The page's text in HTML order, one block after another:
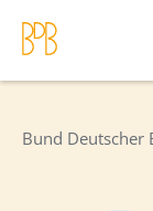
Bund Deutscher